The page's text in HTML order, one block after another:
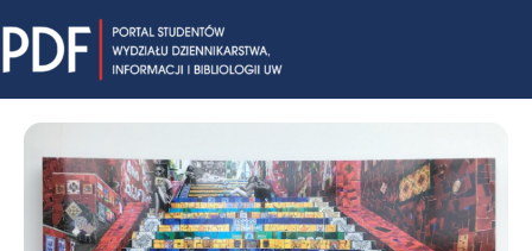
to
content